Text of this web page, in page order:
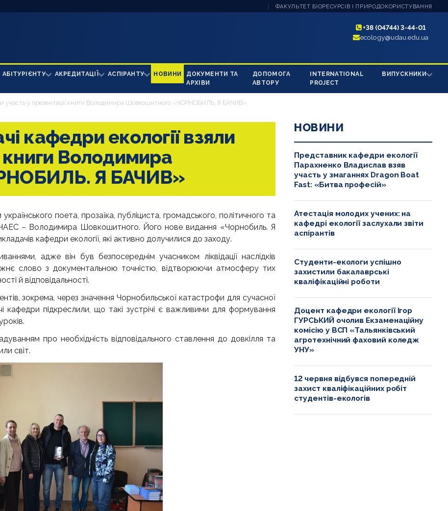
ФАКУЛЬТЕТ БІОРЕСУРСІВ І ПРИРОДОКОРИСТУВАННЯ
+38 (04744) 3-44-01
ecology@udau.edu.ua
АБІТУРІЄНТУ АКРЕДИТАЦІЇ АСПІРАНТУ НОВИНИ
ДОКУМЕНТИ ТА
АРХІВИ
ДОПОМОГА
АВТОРУ
INTERNATIONAL
PROJECT
ВИПУСКНИКИ
участь у презентації книги Володимира Шовкошитного «ЧОРНОБИЛЬ. Я БАЧИВ»
кафедри екології взяли
книги Володимира
Я БАЧИВ»
поета, прозаїка, публіциста, громадського, політичного та
ЧАЕС – Володимира Шовкошитного. Його нове видання «Чорнобиль. Я
кафедри екології, які активно долучилися до заходу.
адже він був безпосереднім учасником ліквідації наслідків
слово з документальною точністю, відтворюючи атмосферу тих
й відповідальності.
зокрема, через значення Чорнобильської катастрофи для сучасної
кафедри підкреслили, що такі зустрічі є важливими для формування
про необхідність відповідального ставлення до довкілля та
світ.
НОВИНИ
Представник кафедри екології
Парахненко Владислав взяв
участь у змаганнях Dragon Boat
Fast: «Битва професій»
Атестація молодих учених: на
кафедрі екології заслухали звіти
аспірантів
Студенти-екологи успішно
захистили бакалаврські
кваліфікаційні роботи
Доцент кафедри екології Ігор
ГУРСЬКИЙ очолив Екзаменаційну
комісію у ВСП «Тальянківський
агротехнічний фаховий коледж
УНУ»
12 червня відбувся попередній
захист кваліфікаційних робіт
студентів-екологів